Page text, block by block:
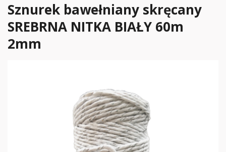
Sznurek bawełniany skręcany
SREBRNA NITKA BIAŁY 60m
2mm